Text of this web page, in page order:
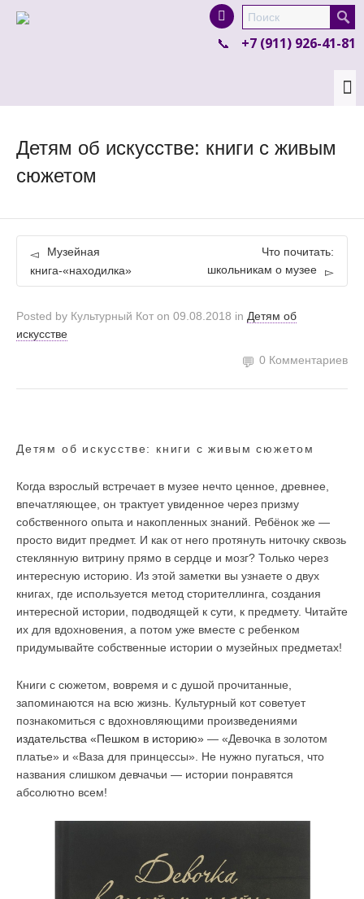
product in a size size .
colour items.
+7 (911) 926-41-81
Детям об искусстве: книги с живым
сюжетом
Музейная
книга-«находилка»
Что почитать:
школьникам о музее
Posted by Культурный Кот on 09.08.2018 in Детям об
искусстве
0 Комментариев
Детям об искусстве: книги с живым сюжетом
Когда взрослый встречает в музее нечто ценное, древнее,
впечатляющее, он трактует увиденное через призму
собственного опыта и накопленных знаний. Ребёнок же —
просто видит предмет. И как от него протянуть ниточку сквозь
стеклянную витрину прямо в сердце и мозг? Только через
интересную историю. Из этой заметки вы узнаете о двух
книгах, где используется метод сторителлинга, создания
интересной истории, подводящей к сути, к предмету. Читайте
их для вдохновения, а потом уже вместе с ребенком
придумывайте собственные истории о музейных предметах!
Книги с сюжетом, вовремя и с душой прочитанные,
запоминаются на всю жизнь. Культурный кот советует
познакомиться с вдохновляющими произведениями
издательства «Пешком в историю» — «Девочка в золотом
платье» и «Ваза для принцессы». Не нужно пугаться, что
названия слишком девчачьи — истории понравятся
абсолютно всем!